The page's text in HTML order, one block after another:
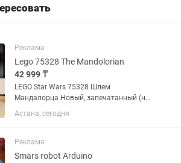
Реклама
Lego 75328 The Mandolorian
42 999 ₸
LEGO Star Wars 75328 Шлем
Мандалорца Новый, запечатанный (не
вскрывался) Оригинал LEGO
Коллекционная серия шлемов Star
в 2026, с каждым годом будет
становиться...
Астана, сегодня
Реклама
Smars robot Arduino